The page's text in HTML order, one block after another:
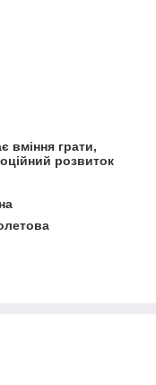
вміння грати,
розвиток